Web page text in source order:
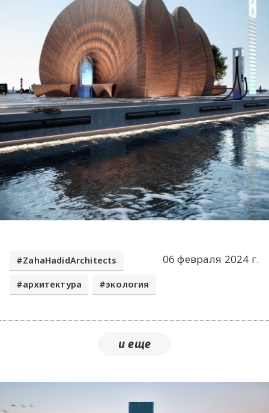
06 февраля 2024 г.
ZahaHadidArchitects
архитектура экология